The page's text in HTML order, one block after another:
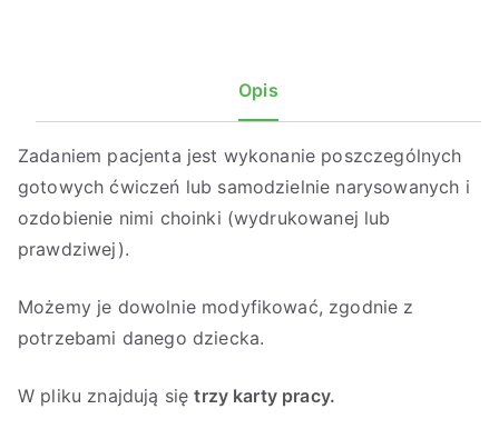
Opis
Zadaniem pacjenta jest wykonanie poszczególnych
gotowych ćwiczeń lub samodzielnie narysowanych i
ozdobienie nimi choinki (wydrukowanej lub
prawdziwej).
Możemy je dowolnie modyfikować, zgodnie z
potrzebami danego dziecka.
W pliku znajdują siętrzy karty pracy.